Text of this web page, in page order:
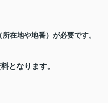
在地や地番）が必要です。
となります。